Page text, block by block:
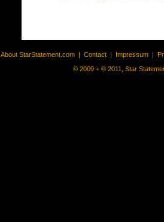
About StarStatement.com | Contact | Impressum |
© 2009 + ® 2011, Star